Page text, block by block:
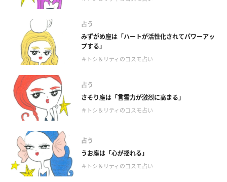
占う
みずがめ座は「ハートが活性化されてパワーアッ
プする」
＃トシ＆リティのコスモ占い
占う
さそり座は「言霊力が激烈に高まる」
＃トシ＆リティのコスモ占い
占う
うお座は「心が揺れる」
＃トシ＆リティのコスモ占い